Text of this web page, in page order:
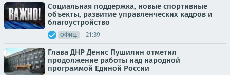
Социальная поддержка, новые спортивные
объекты, развитие управленческих кадров и
благоустройство
ОФИЦ. 21:39
Глава ДНР Денис Пушилин отметил
продолжение работы над народной
программой Единой России